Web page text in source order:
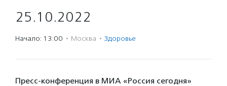
25.10.2022
Начало: 13:00 · Москва · Здоровье
Пресс-конференция в МИА «Россия сегодня»